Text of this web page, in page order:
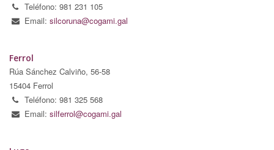
Teléfono: 981 231 105
Email: silcoruna@cogami.gal
Ferrol
Rúa Sánchez Calviño, 56-58
15404 Ferrol
Teléfono: 981 325 568
Email: silferrol@cogami.gal